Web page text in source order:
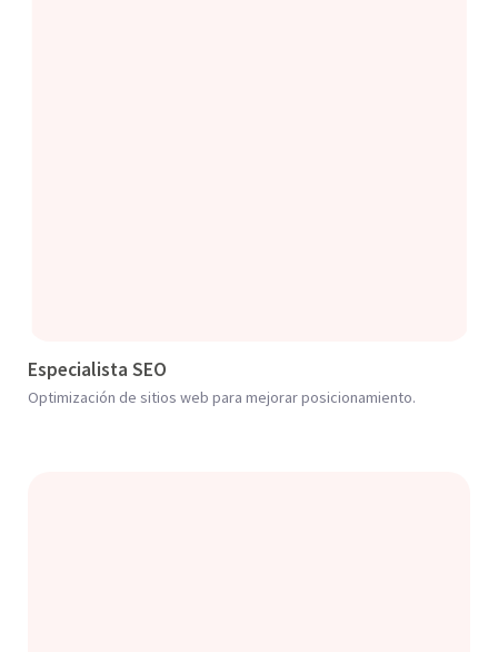
Especialista SEO
Optimización de sitios web para mejorar posicionamiento.